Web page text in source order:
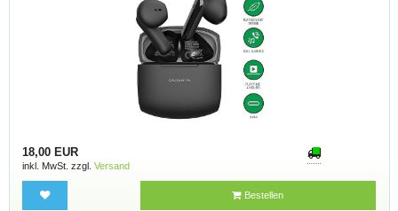
18,00 EUR
inkl. MwSt. zzgl. Versand
Bestellen